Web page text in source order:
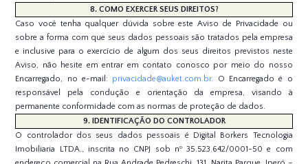
8. COMO EXERCER SEUS DIREITOS?
Caso você tenha qualquer dúvida sobre este Aviso de Privacidade ou
sobre a forma com que seus dados pessoais são tratados pela empresa
e inclusive para o exercício de algum dos seus direitos previstos neste
Aviso, não hesite em entrar em contato conosco por meio do nosso
Encarregado, no e-mail: privacidade@auket.com.br. O Encarregado é o
responsável pela condução e orientação da empresa, visando à
permanente conformidade com as normas de proteção de dados.
9. IDENTIFICAÇÃO DO CONTROLADOR
O controlador dos seus dados pessoais é Digital Borkers Tecnologia
Imobiliaria LTDA., inscrita no CNPJ sob nº 35.523.642/0001-50 e com